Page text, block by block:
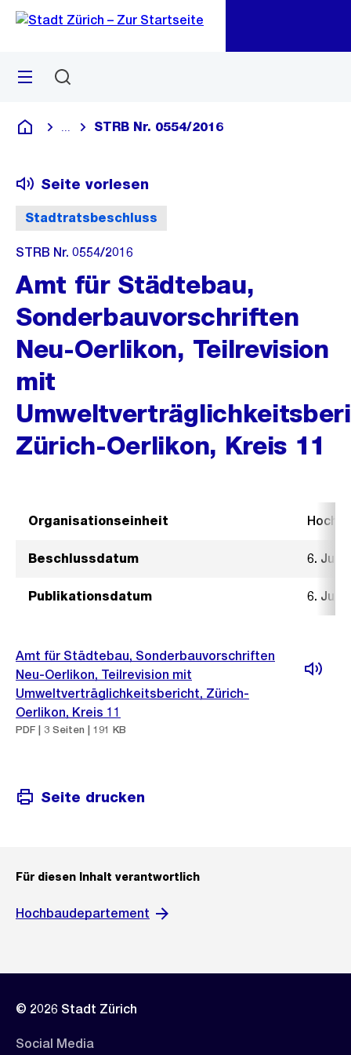
Navigation
Sprunglink
Menü
Deutsch
Blende alle Breadcrumbs ein
STRB Nr. 0554/2016
Stadtratsbeschluss
Seite vorlesen
STRB Nr. 0554/2016
Amt für Städtebau,
Sonderbauvorschriften
Neu-Oerlikon, Teilrevision
mit
Zürich-Oerlikon, Kreis 11
Organisationseinheit
Beschlussdatum 6. Juli
Publikationsdatum 6. Juli
Amt für Städtebau, Sonderbauvorschriften
Neu-Oerlikon, Teilrevision mit
Umweltverträglichkeitsbericht, Zürich-
Oerlikon, Kreis 11
PDF | 3 Seiten | 191 KB
Seite drucken
Für diesen Inhalt verantwortlich
Hochbaudepartement
© 2026 Stadt Zürich
Social Media